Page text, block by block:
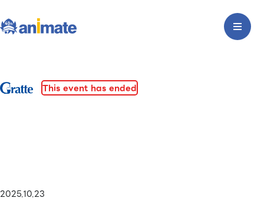
This event has ended
2025.10.23